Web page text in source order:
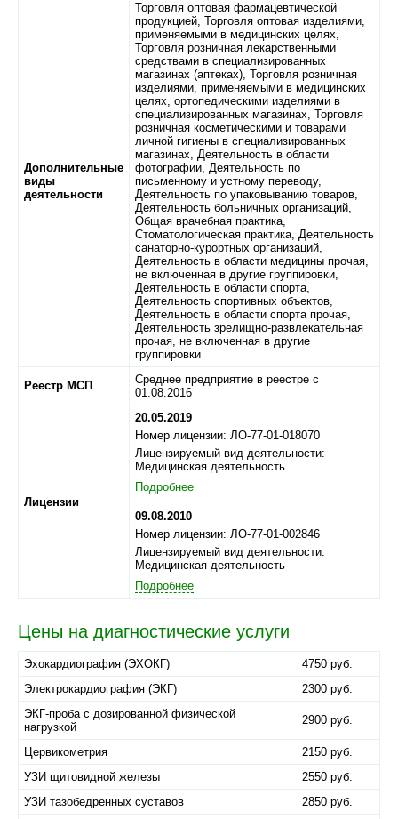
Дополнительные
виды
деятельности
Торговля оптовая фармацевтической
продукцией, Торговля оптовая изделиями,
применяемыми в медицинских целях,
Торговля розничная лекарственными
средствами в специализированных
магазинах (аптеках), Торговля розничная
изделиями, применяемыми в медицинских
целях, ортопедическими изделиями в
специализированных магазинах, Торговля
розничная косметическими и товарами
личной гигиены в специализированных
магазинах, Деятельность в области
фотографии, Деятельность по
письменному и устному переводу,
Деятельность по упаковыванию товаров,
Деятельность больничных организаций,
Общая врачебная практика,
Стоматологическая практика, Деятельность
санаторно-курортных организаций,
Деятельность в области медицины прочая,
не включенная в другие группировки,
Деятельность в области спорта,
Деятельность спортивных объектов,
Деятельность в области спорта прочая,
Деятельность зрелищно-развлекательная
прочая, не включенная в другие
группировки
Реестр МСП
Среднее предприятие в реестре с
01.08.2016
Лицензии
20.05.2019
Номер лицензии: ЛО-77-01-018070
Лицензируемый вид деятельности:
Медицинская деятельность
Подробнее
09.08.2010
Номер лицензии: ЛО-77-01-002846
Лицензируемый вид деятельности:
Медицинская деятельность
Подробнее
Цены на диагностические услуги
Эхокардиография (ЭХОКГ)
4750 руб.
Электрокардиография (ЭКГ)
2300 руб.
ЭКГ-проба с дозированной физической
нагрузкой
2900 руб.
Цервикометрия
2150 руб.
УЗИ щитовидной железы
2550 руб.
УЗИ тазобедренных суставов
2850 руб.